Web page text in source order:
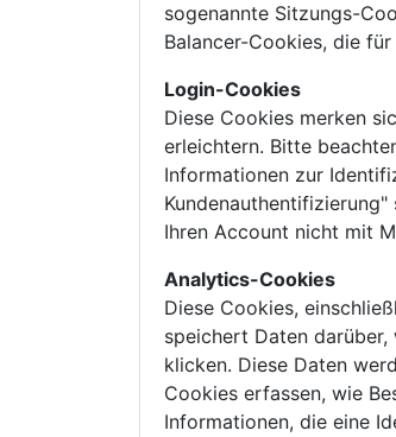
sogenannte Sitzungs-
Balancer-Cookies, die
Login-Cookies
Diese Cookies merken
erleichtern. Bitte
Informationen zur
Ihren Account nicht mit
Analytics-Cookies
Diese Cookies,
speichert Daten
klicken. Diese Daten
Cookies erfassen, wie
Informationen, die eine